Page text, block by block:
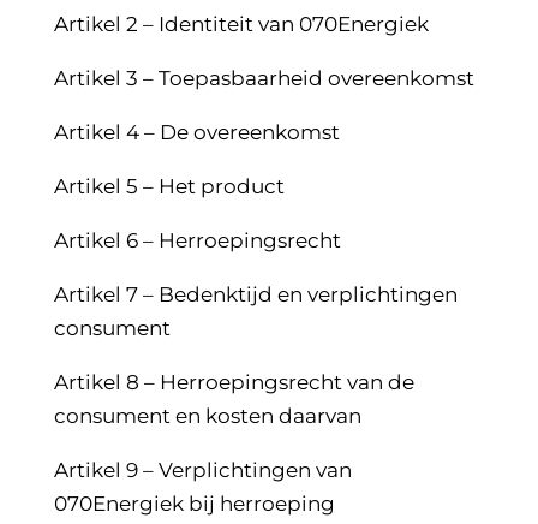
Artikel 2 – Identiteit van 070Energiek
Artikel 3 – Toepasbaarheid overeenkomst
Artikel 4 – De overeenkomst
Artikel 5 – Het product
Artikel 6 – Herroepingsrecht
Artikel 7 – Bedenktijd en verplichtingen
consument
Artikel 8 – Herroepingsrecht van de
consument en kosten daarvan
Artikel 9 – Verplichtingen van
070Energiek bij herroeping